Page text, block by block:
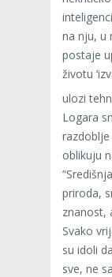
na nju, u
postaje
životu
ulozi
Logara
oblikuju
priroda,
znanost,
Svako
su idoli
sve, ne